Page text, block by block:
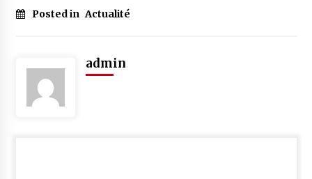
Posted in Actualité
admin